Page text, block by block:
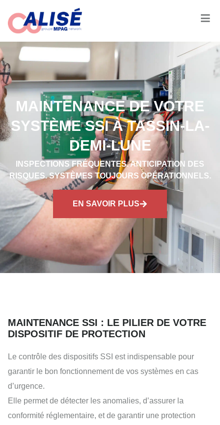
MAINTENANCE DE VOTRE
SYSTÈME SSI À TASSIN-LA-
DEMI-LUNE
INSPECTIONS FRÉQUENTES. ANTICIPATION DES
RISQUES. SYSTÈMES TOUJOURS OPÉRATIONNELS.
EN SAVOIR PLUS
MAINTENANCE SSI : LE PILIER DE VOTRE
DISPOSITIF DE PROTECTION
Le contrôle des dispositifs SSI est indispensable pour
garantir le bon fonctionnement de vos systèmes en cas
d’urgence.
Elle permet de détecter les anomalies, d’assurer la
conformité réglementaire, et de garantir une protection